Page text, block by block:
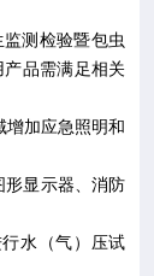
测检验暨包虫
产品需满足相关
增加应急照明和
形显示器、消防
水（气）压试